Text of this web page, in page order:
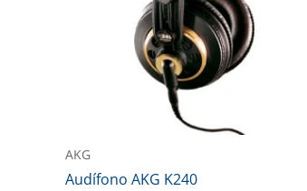
AKG
Audífono AKG K240